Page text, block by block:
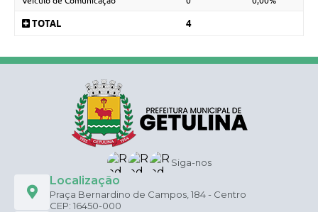
TOTAL 4
Siga-nos
Localização
Praça Bernardino de Campos, 184 - Centro
CEP: 16450-000